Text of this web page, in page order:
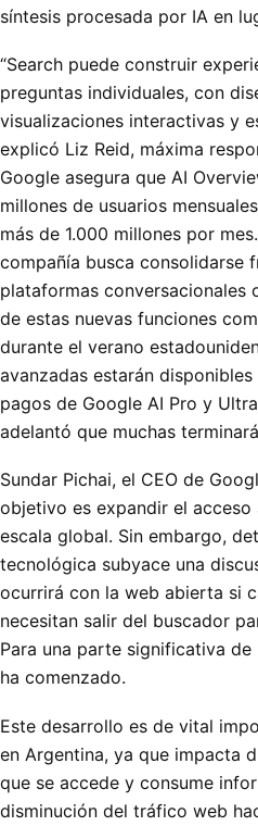
síntesis procesada por IA en
“Search puede construir
preguntas individuales, con
visualizaciones interactivas y
explicó Liz Reid, máxima
Google asegura que AI
millones de usuarios
más de 1.000 millones por
compañía busca consolidarse
plataformas conversacionales
de estas nuevas funciones
durante el verano
avanzadas estarán
pagos de Google AI Pro y
adelantó que muchas
Sundar Pichai, el CEO de
objetivo es expandir el
escala global. Sin embargo,
tecnológica subyace una
ocurrirá con la web abierta si
necesitan salir del buscador
Para una parte significativa
ha comenzado.
Este desarrollo es de vital
en Argentina, ya que impacta
que se accede y consume
disminución del tráfico web